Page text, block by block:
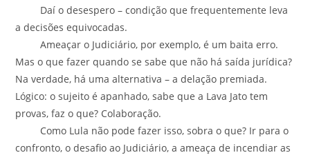
Daí o desespero – condição que frequentemente leva
a decisões equivocadas.
Ameaçar o Judiciário, por exemplo, é um baita erro.
Mas o que fazer quando se sabe que não há saída jurídica?
Na verdade, há uma alternativa – a delação premiada.
Lógico: o sujeito é apanhado, sabe que a Lava Jato tem
provas, faz o que? Colaboração.
Como Lula não pode fazer isso, sobra o que? Ir para o
confronto, o desafio ao Judiciário, a ameaça de incendiar as